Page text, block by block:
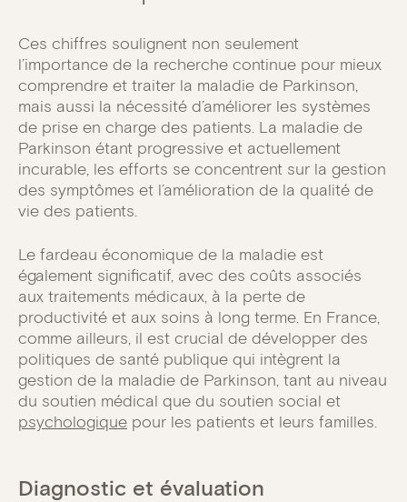
Ces chiffres soulignent non seulement
l’importance de la recherche continue pour mieux
comprendre et traiter la maladie de Parkinson,
mais aussi la nécessité d’améliorer les systèmes
de prise en charge des patients. La maladie de
Parkinson étant progressive et actuellement
incurable, les efforts se concentrent sur la gestion
des symptômes et l’amélioration de la qualité de
vie des patients.
Le fardeau économique de la maladie est
également significatif, avec des coûts associés
aux traitements médicaux, à la perte de
productivité et aux soins à long terme. En France,
comme ailleurs, il est crucial de développer des
politiques de santé publique qui intègrent la
gestion de la maladie de Parkinson, tant au niveau
du soutien médical que du soutien social et
psychologique pour les patients et leurs familles.
Diagnostic et évaluation